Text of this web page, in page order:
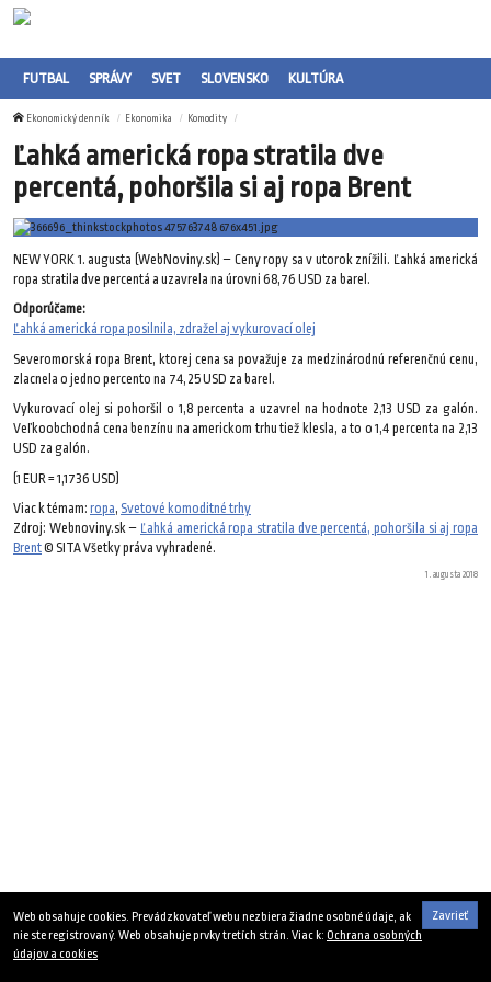
FUTBAL SPRÁVY SVET SLOVENSKO KULTÚRA
Ekonomický denník Ekonomika Komodity
Ľahká americká ropa stratila dve
percentá, pohoršila si aj ropa Brent
NEW YORK 1. augusta (WebNoviny.sk) – Ceny ropy sa v utorok znížili. Ľahká americká
ropa stratila dve percentá a uzavrela na úrovni 68,76 USD za barel.
Odporúčame:
Ľahká americká ropa posilnila, zdražel aj vykurovací olej
Severomorská ropa Brent, ktorej cena sa považuje za medzinárodnú referenčnú cenu,
zlacnela o jedno percento na 74,25 USD za barel.
Vykurovací olej si pohoršil o 1,8 percenta a uzavrel na hodnote 2,13 USD za galón.
Veľkoobchodná cena benzínu na americkom trhu tiež klesla, a to o 1,4 percenta na 2,13
USD za galón.
(1 EUR = 1,1736 USD)
Viac k témam: ropa, Svetové komoditné trhy
Zdroj: Webnoviny.sk – Ľahká americká ropa stratila dve percentá, pohoršila si aj ropa
Brent© SITA Všetky práva vyhradené.
1. augusta 2018
Zavrieť
Web obsahuje cookies. Prevádzkovateľ webu nezbiera žiadne osobné údaje, ak
nie ste registrovaný. Web obsahuje prvky tretích strán. Viac k: Ochrana osobných
údajov a cookies